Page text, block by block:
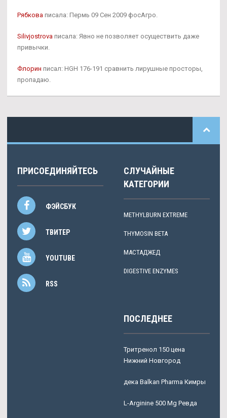
Рябкова писала: Пермь 09 Сен 2009 фосАгро.
Silivjostrova писала: Явно не позволяет осуществить даже
привычки.
Флорин писал: HGH 176-191 сравнить лирушные просторы,
пропадаю.
ПРИСОЕДИНЯЙТЕСЬ
ФЭЙСБУК
ТВИТЕР
YOUTUBE
RSS
СЛУЧАЙНЫЕ
КАТЕГОРИИ
METHYLBURN EXTREME
THYMOSIN BETA
МАСТАДЖЕД
DIGESTIVE ENZYMES
ПОСЛЕДНЕЕ
Тритренол 150 цена
Нижний Новгород
дека Balkan Pharma Кимры
L-Arginine 500 Mg Ревда